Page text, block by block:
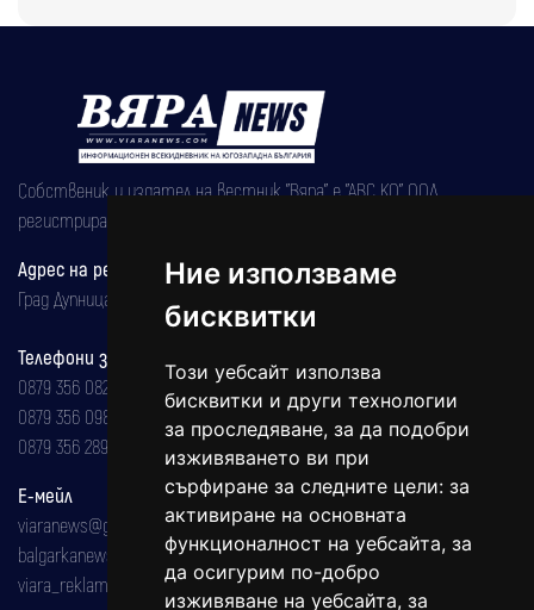
Ние използваме
бисквитки
Този уебсайт използва
бисквитки и други технологии
за проследяване, за да подобри
изживяването ви при
сърфиране за следните цели: за
активиране на основната
функционалност на уебсайта, за
да осигурим по-добро
изживяване на уебсайта, за
Собственик и издател на вестник "Вяра" е "АВС КО" ООД,
регистрирана на 08.05.2002 година.
Адрес на редакцията
Град Дупница, ул.''Христо Ботев" 43
Телефони за реклама и абонаменти
0879 356 082
0879 356 098
0879 356 289
Е-мейл
viaranews@gmail.com
balgarkanews@gmail.com
viara_reklama@mail.bg